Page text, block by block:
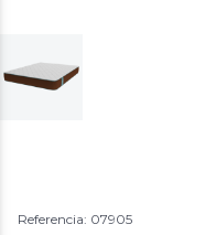
Referencia: 07905